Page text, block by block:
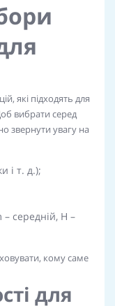
які підходять для
вибрати серед
звернути увагу на
і т. д.);
– середній, H –
кому саме
для